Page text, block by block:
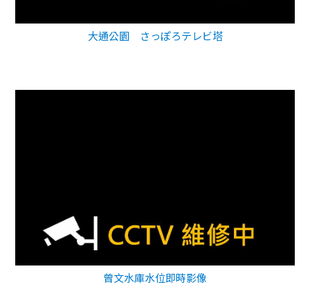
大通公園 さっぽろテレビ塔
曾文水庫水位即時影像